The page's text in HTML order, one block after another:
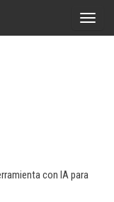
A
l
con IA para